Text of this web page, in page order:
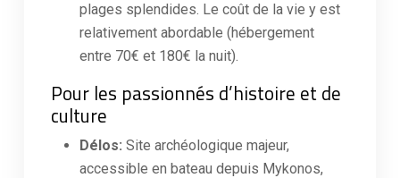
plages splendides. Le coût de la vie y est
relativement abordable (hébergement
entre 70€ et 180€ la nuit).
Pour les passionnés d’histoire et de
culture
Délos: Site archéologique majeur,
accessible en bateau depuis Mykonos,